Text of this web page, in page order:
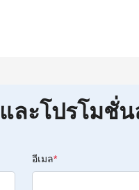
และโปรโมชั่
อีเมล*